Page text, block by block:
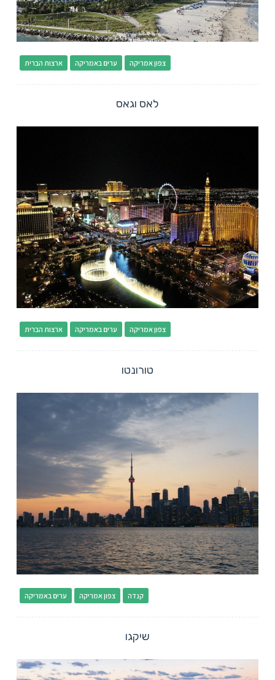
ארצות הברית ערים באמריקה צפון אמריקה
לאס וגאס
ארצות הברית ערים באמריקה צפון אמריקה
טורונטו
ערים באמריקה צפון אמריקה קנדה
שיקגו